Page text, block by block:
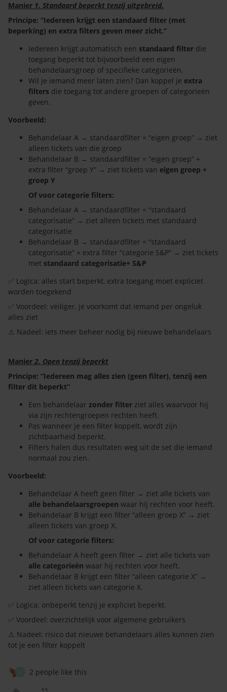
Manier 1. Standaard beperkt tenzij uitgebreid.
Principe: “Iedereen krijgt een standaard filter (met
beperking) en extra filters geven meer zicht.”
Iedereen krijgt automatisch een standaard filter die
toegang beperkt tot bijvoorbeeld een eigen
behandelaarsgroep of specifieke categorieën.
Wil je iemand meer laten zien? Dan koppel je extra
filters die toegang tot andere groepen of categorieën
geven.
Voorbeeld:
Behandelaar A → standaardfilter = “eigen groep” → ziet
alleen tickets van die groep
Behandelaar B → standaardfilter = “eigen groep” +
extra filter “groep Y” → ziet tickets van eigen groep +
groep Y
Of voor categorie filters:
Behandelaar A → standaardfilter = “standaard
categorisatie” → ziet alleen tickets met standaard
categorisatie
Behandelaar B → standaardfilter = “standaard
categorisatie” + extra filter “categorie S&P” → ziet tickets
met standaard categorisatie+ S&P
✅ Logica: alles start beperkt, extra toegang moet expliciet
worden toegekend
✅ Voordeel: veiliger, je voorkomt dat iemand per ongeluk
alles ziet
⚠ Nadeel: iets meer beheer nodig bij nieuwe behandelaars
Manier 2. Open tenzij beperkt
Principe: “Iedereen mag alles zien (geen filter), tenzij een
filter dit beperkt”
Een behandelaar zonder filter ziet alles waarvoor hij
via zijn rechtengroepen rechten heeft.
Pas wanneer je een filter koppelt, wordt zijn
zichtbaarheid beperkt.
Filters halen dus resultaten weg uit de set die iemand
normaal zou zien.
Voorbeeld:
Behandelaar A heeft geen filter → ziet alle tickets van
alle behandelaarsgroepen waar hij rechten voor heeft.
Behandelaar B krijgt een filter “alleen groep X” → ziet
alleen tickets van groep X.
Of voor categorie filters:
Behandelaar A heeft geen filter → ziet alle tickets van
alle categorieën waar hij rechten voor heeft.
Behandelaar B krijgt een filter “alleen categorie X” →
ziet alleen tickets van categorie X.
✅ Logica: onbeperkt tenzij je expliciet beperkt.
✅ Voordeel: overzichtelijk voor algemene gebruikers
⚠ Nadeel: risico dat nieuwe behandelaars alles kunnen zien
tot je een filter koppelt
2 people like this